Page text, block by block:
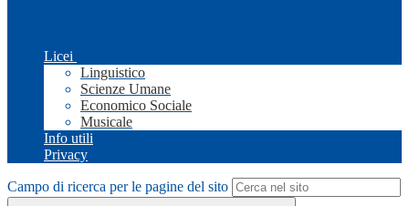
Licei
Linguistico
Scienze Umane
Economico Sociale
Musicale
Info utili
Privacy
Campo di ricerca per le pagine del sito